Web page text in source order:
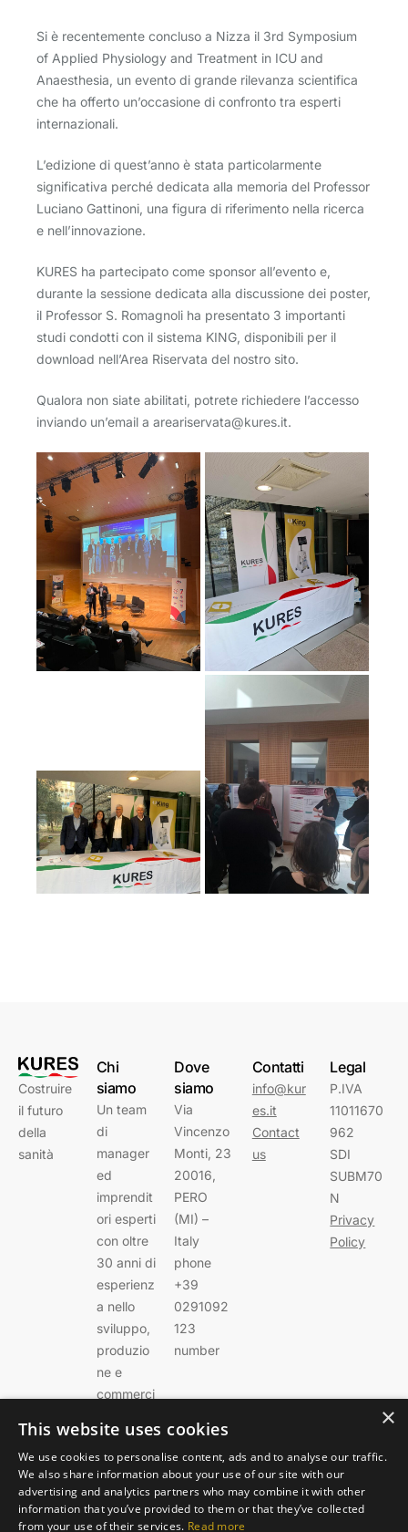
Si è recentemente concluso a Nizza il 3rd Symposium
of Applied Physiology and Treatment in ICU and
Anaesthesia, un evento di grande rilevanza scientifica
che ha offerto un’occasione di confronto tra esperti
internazionali.
L’edizione di quest’anno è stata particolarmente
significativa perché dedicata alla memoria del Professor
Luciano Gattinoni, una figura di riferimento nella ricerca
e nell’innovazione.
KURES ha partecipato come sponsor all’evento e,
durante la sessione dedicata alla discussione dei poster,
il Professor S. Romagnoli ha presentato 3 importanti
studi condotti con il sistema KING, disponibili per il
download nell’Area Riservata del nostro sito.
Qualora non siate abilitati, potrete richiedere l’accesso
inviando un’email a areariservata@kures.it.
Costruire
il futuro
della
sanità
Chi
siamo
Un team
di
manager
ed
imprendit
ori esperti
con oltre
30 anni di
esperienz
a nello
sviluppo,
produzio
ne e
commerci
e di
sistemi
biomedic
ali
avanzati.
Dove
siamo
Via
Vincenzo
Monti, 23
20016,
PERO
(MI) –
Italy
phone
+39
0291092
123
number
Contatti
info@kur
es.it
Contact
us
Legal
P.IVA
11011670
962
SDI
SUBM70
N
Privacy
Policy
×
This website uses cookies
We use cookies to personalise content, ads and to analyse our traffic.
We also share information about your use of our site with our
advertising and analytics partners who may combine it with other
information that you’ve provided to them or that they’ve collected
from your use of their services. Read more